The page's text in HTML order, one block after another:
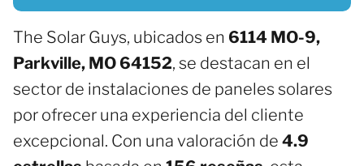
The Solar Guys, ubicados en 6114 MO-9,
Parkville, MO 64152, se destacan en el
sector de instalaciones de paneles solares
por ofrecer una experiencia del cliente
excepcional. Con una valoración de 4.9